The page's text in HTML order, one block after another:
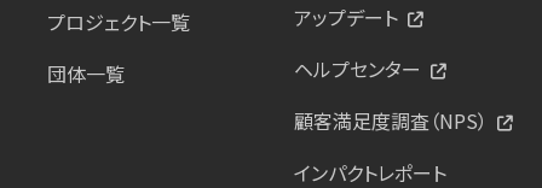
プロジェクト一覧
団体一覧
アップデート
ヘルプセンター
顧客満足度調査（NPS）
インパクトレポート